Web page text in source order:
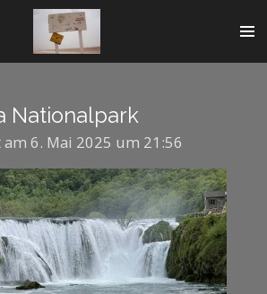
Nationalpark
6. Mai 2025 um 21:56